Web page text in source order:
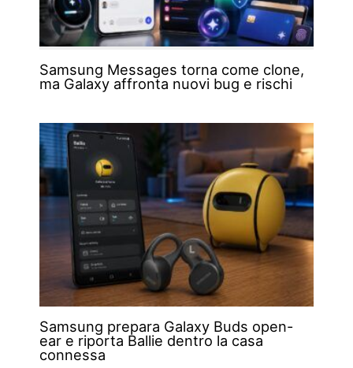
Samsung Messages torna come clone,
ma Galaxy affronta nuovi bug e rischi
Samsung prepara Galaxy Buds open-
ear e riporta Ballie dentro la casa
connessa